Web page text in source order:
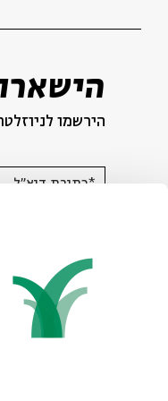
הירשמו
*כתובת דוא"ל